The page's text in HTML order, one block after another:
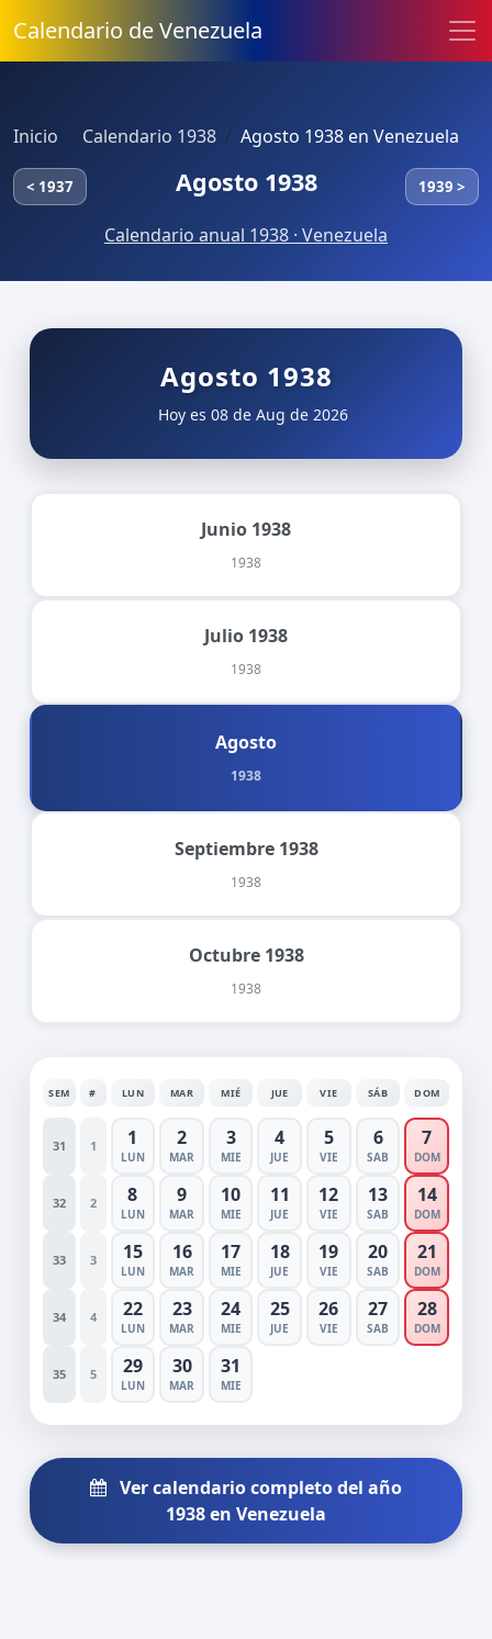
Calendario de Venezuela
Inicio Calendario 1938 Agosto 1938 en Venezuela
< 1937 Agosto 1938 1939 >
Calendario anual 1938 · Venezuela
Agosto 1938
Hoy es 08 de Aug de 2026
Junio 1938
1938
Julio 1938
1938
Agosto
1938
Septiembre 1938
1938
Octubre 1938
1938
SEM # LUN MAR MIÉ JUE VIE SÁB DOM
31 1 1
LUN
2
MAR
3
MIE
4
JUE
5
VIE
6
SAB
7
DOM
32 2 8
LUN
9
MAR
10
MIE
11
JUE
12
VIE
13
SAB
14
DOM
33 3 15
LUN
16
MAR
17
MIE
18
JUE
19
VIE
20
SAB
21
DOM
34 4 22
LUN
23
MAR
24
MIE
25
JUE
26
VIE
27
SAB
28
DOM
35 5 29
LUN
30
MAR
31
MIE
Ver calendario completo del año
1938 en Venezuela